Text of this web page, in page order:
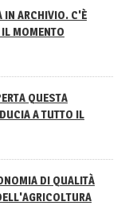
IN ARCHIVIO. C'È
MOMENTO
QUESTA
A TUTTO IL
DI QUALITÀ